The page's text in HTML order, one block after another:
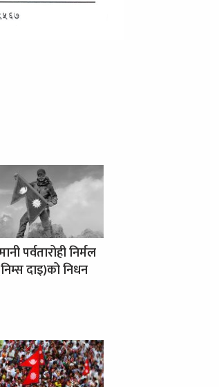
पर्वतारोही निर्मल
दाइ)को निधन